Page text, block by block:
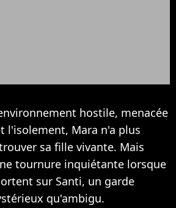
hostile, menacée
l'isolement, Mara n'a plus
sa fille vivante. Mais
tournure inquiétante lorsque
sur Santi, un garde
qu'ambigu.